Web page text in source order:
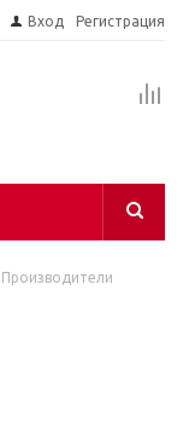
Вход Регистрация
Производители